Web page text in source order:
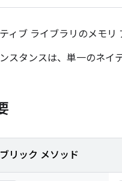
ィブ ライブラリのメモリ
スタンスは、単一のネイ
リック メソッド